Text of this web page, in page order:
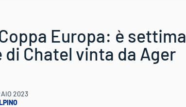
Europa: è settima
Chatel vinta da Ager
2023